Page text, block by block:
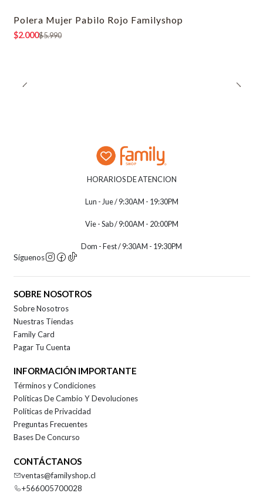
-67% OFF
Polera Mujer Pabilo Rojo Familyshop
$2.000$5.990
HORARIOS DE ATENCION
Lun - Jue / 9:30AM - 19:30PM
Vie - Sab / 9:00AM - 20:00PM
Dom - Fest / 9:30AM - 19:30PM
Síguenos
SOBRE NOSOTROS
Sobre Nosotros
Nuestras Tiendas
Family Card
Pagar Tu Cuenta
INFORMACIÓN IMPORTANTE
Términos y Condiciones
Políticas De Cambio Y Devoluciones
Políticas de Privacidad
Preguntas Frecuentes
Bases De Concurso
CONTÁCTANOS
ventas@familyshop.cl
+566005700028